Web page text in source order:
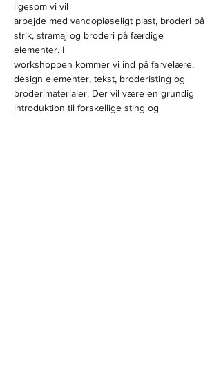
ligesom vi vil
arbejde med vandopløseligt plast, broderi på
strik, stramaj og broderi på færdige
elementer. I
workshoppen kommer vi ind på farvelære,
design elementer, tekst, broderisting og
broderimaterialer. Der vil være en grundig
introduktion til forskellige sting og